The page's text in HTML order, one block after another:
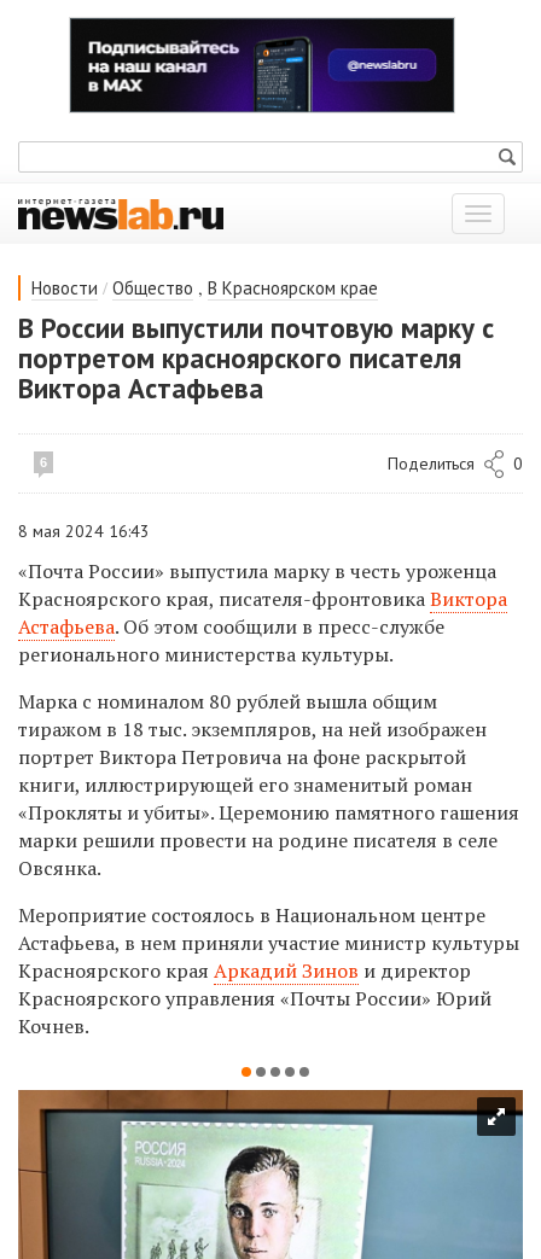
Показать
меню
Новости / Общество , В Красноярском крае
В России выпустили почтовую марку с
портретом красноярского писателя
Виктора Астафьева
6 Поделиться 0
8 мая 2024 16:43
«Почта России» выпустила марку в честь уроженца
Красноярского края, писателя-фронтовикаВиктора
Астафьева. Об этом сообщили в пресс-службе
регионального министерства культуры.
Марка с номиналом 80 рублей вышла общим
тиражом в 18 тыс. экземпляров, на ней изображен
портрет Виктора Петровича на фоне раскрытой
книги, иллюстрирующей его знаменитый роман
«Прокляты и убиты». Церемонию памятного гашения
марки решили провести на родине писателя в селе
Овсянка.
Мероприятие состоялось в Национальном центре
Астафьева, в нем приняли участие министр культуры
Красноярского края Аркадий Зинов и директор
Красноярского управления «Почты России» Юрий
Кочнев.